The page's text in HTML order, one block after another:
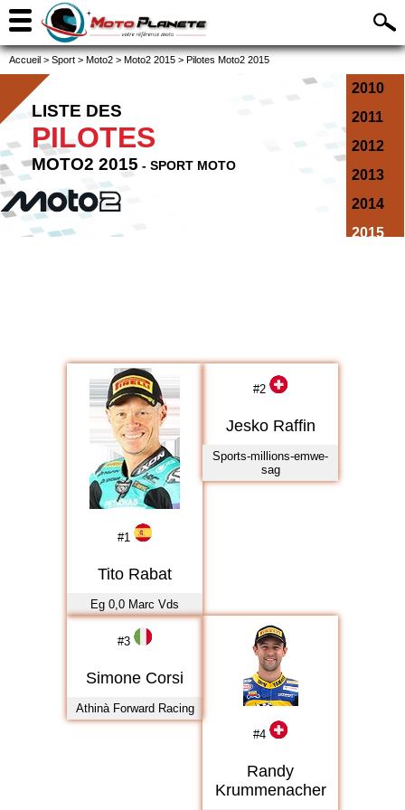
Accueil > Sport > Moto2 > Moto2 2015 > Pilotes Moto2 2015
2010
2011
2012
2013
2014
2015
LISTE DES
PILOTES
MOTO2 2015 - SPORT MOTO
#1
Tito Rabat
Eg 0,0 Marc Vds
#2
Jesko Raffin
Sports-millions-emwe-
sag
#3
Simone Corsi
Athinà Forward Racing
#4
Randy
Krummenacher